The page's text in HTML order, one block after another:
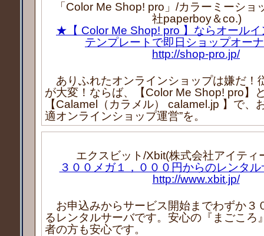
「Color Me Shop! pro」/カラーミーショ
社paperboy＆co.)
★【 Color Me Shop! pro 】ならオール
テンプレートで即日ショップオー
http://shop-pro.jp/
ありふれたオンラインショップは嫌だ！
が大変！ならば、【Color Me Shop! pro】
【Calamel（カラメル） calamel.jp 】で、
適オンラインショップ運営”を。
エクスビット/Xbit(株式会社アイティ
３００メガ１，０００円からのレンタ
http://www.xbit.jp/
お申込みからサービス開始までわずか３
るレンタルサーバです。安心の『まごころ
者の方も安心です。